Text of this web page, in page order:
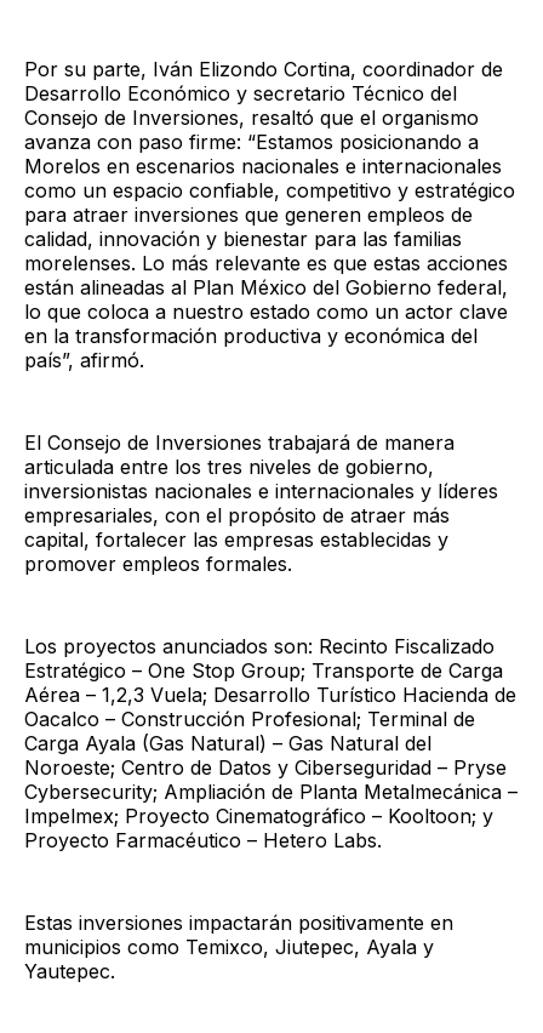
Por su parte, Iván Elizondo Cortina, coordinador de
Desarrollo Económico y secretario Técnico del
Consejo de Inversiones, resaltó que el organismo
avanza con paso firme: “Estamos posicionando a
Morelos en escenarios nacionales e internacionales
como un espacio confiable, competitivo y estratégico
para atraer inversiones que generen empleos de
calidad, innovación y bienestar para las familias
morelenses. Lo más relevante es que estas acciones
están alineadas al Plan México del Gobierno federal,
lo que coloca a nuestro estado como un actor clave
en la transformación productiva y económica del
país”, afirmó.
El Consejo de Inversiones trabajará de manera
articulada entre los tres niveles de gobierno,
inversionistas nacionales e internacionales y líderes
empresariales, con el propósito de atraer más
capital, fortalecer las empresas establecidas y
promover empleos formales.
Los proyectos anunciados son: Recinto Fiscalizado
Estratégico – One Stop Group; Transporte de Carga
Aérea – 1,2,3 Vuela; Desarrollo Turístico Hacienda de
Oacalco – Construcción Profesional; Terminal de
Carga Ayala (Gas Natural) – Gas Natural del
Noroeste; Centro de Datos y Ciberseguridad – Pryse
Cybersecurity; Ampliación de Planta Metalmecánica –
Impelmex; Proyecto Cinematográfico – Kooltoon; y
Proyecto Farmacéutico – Hetero Labs.
Estas inversiones impactarán positivamente en
municipios como Temixco, Jiutepec, Ayala y
Yautepec.